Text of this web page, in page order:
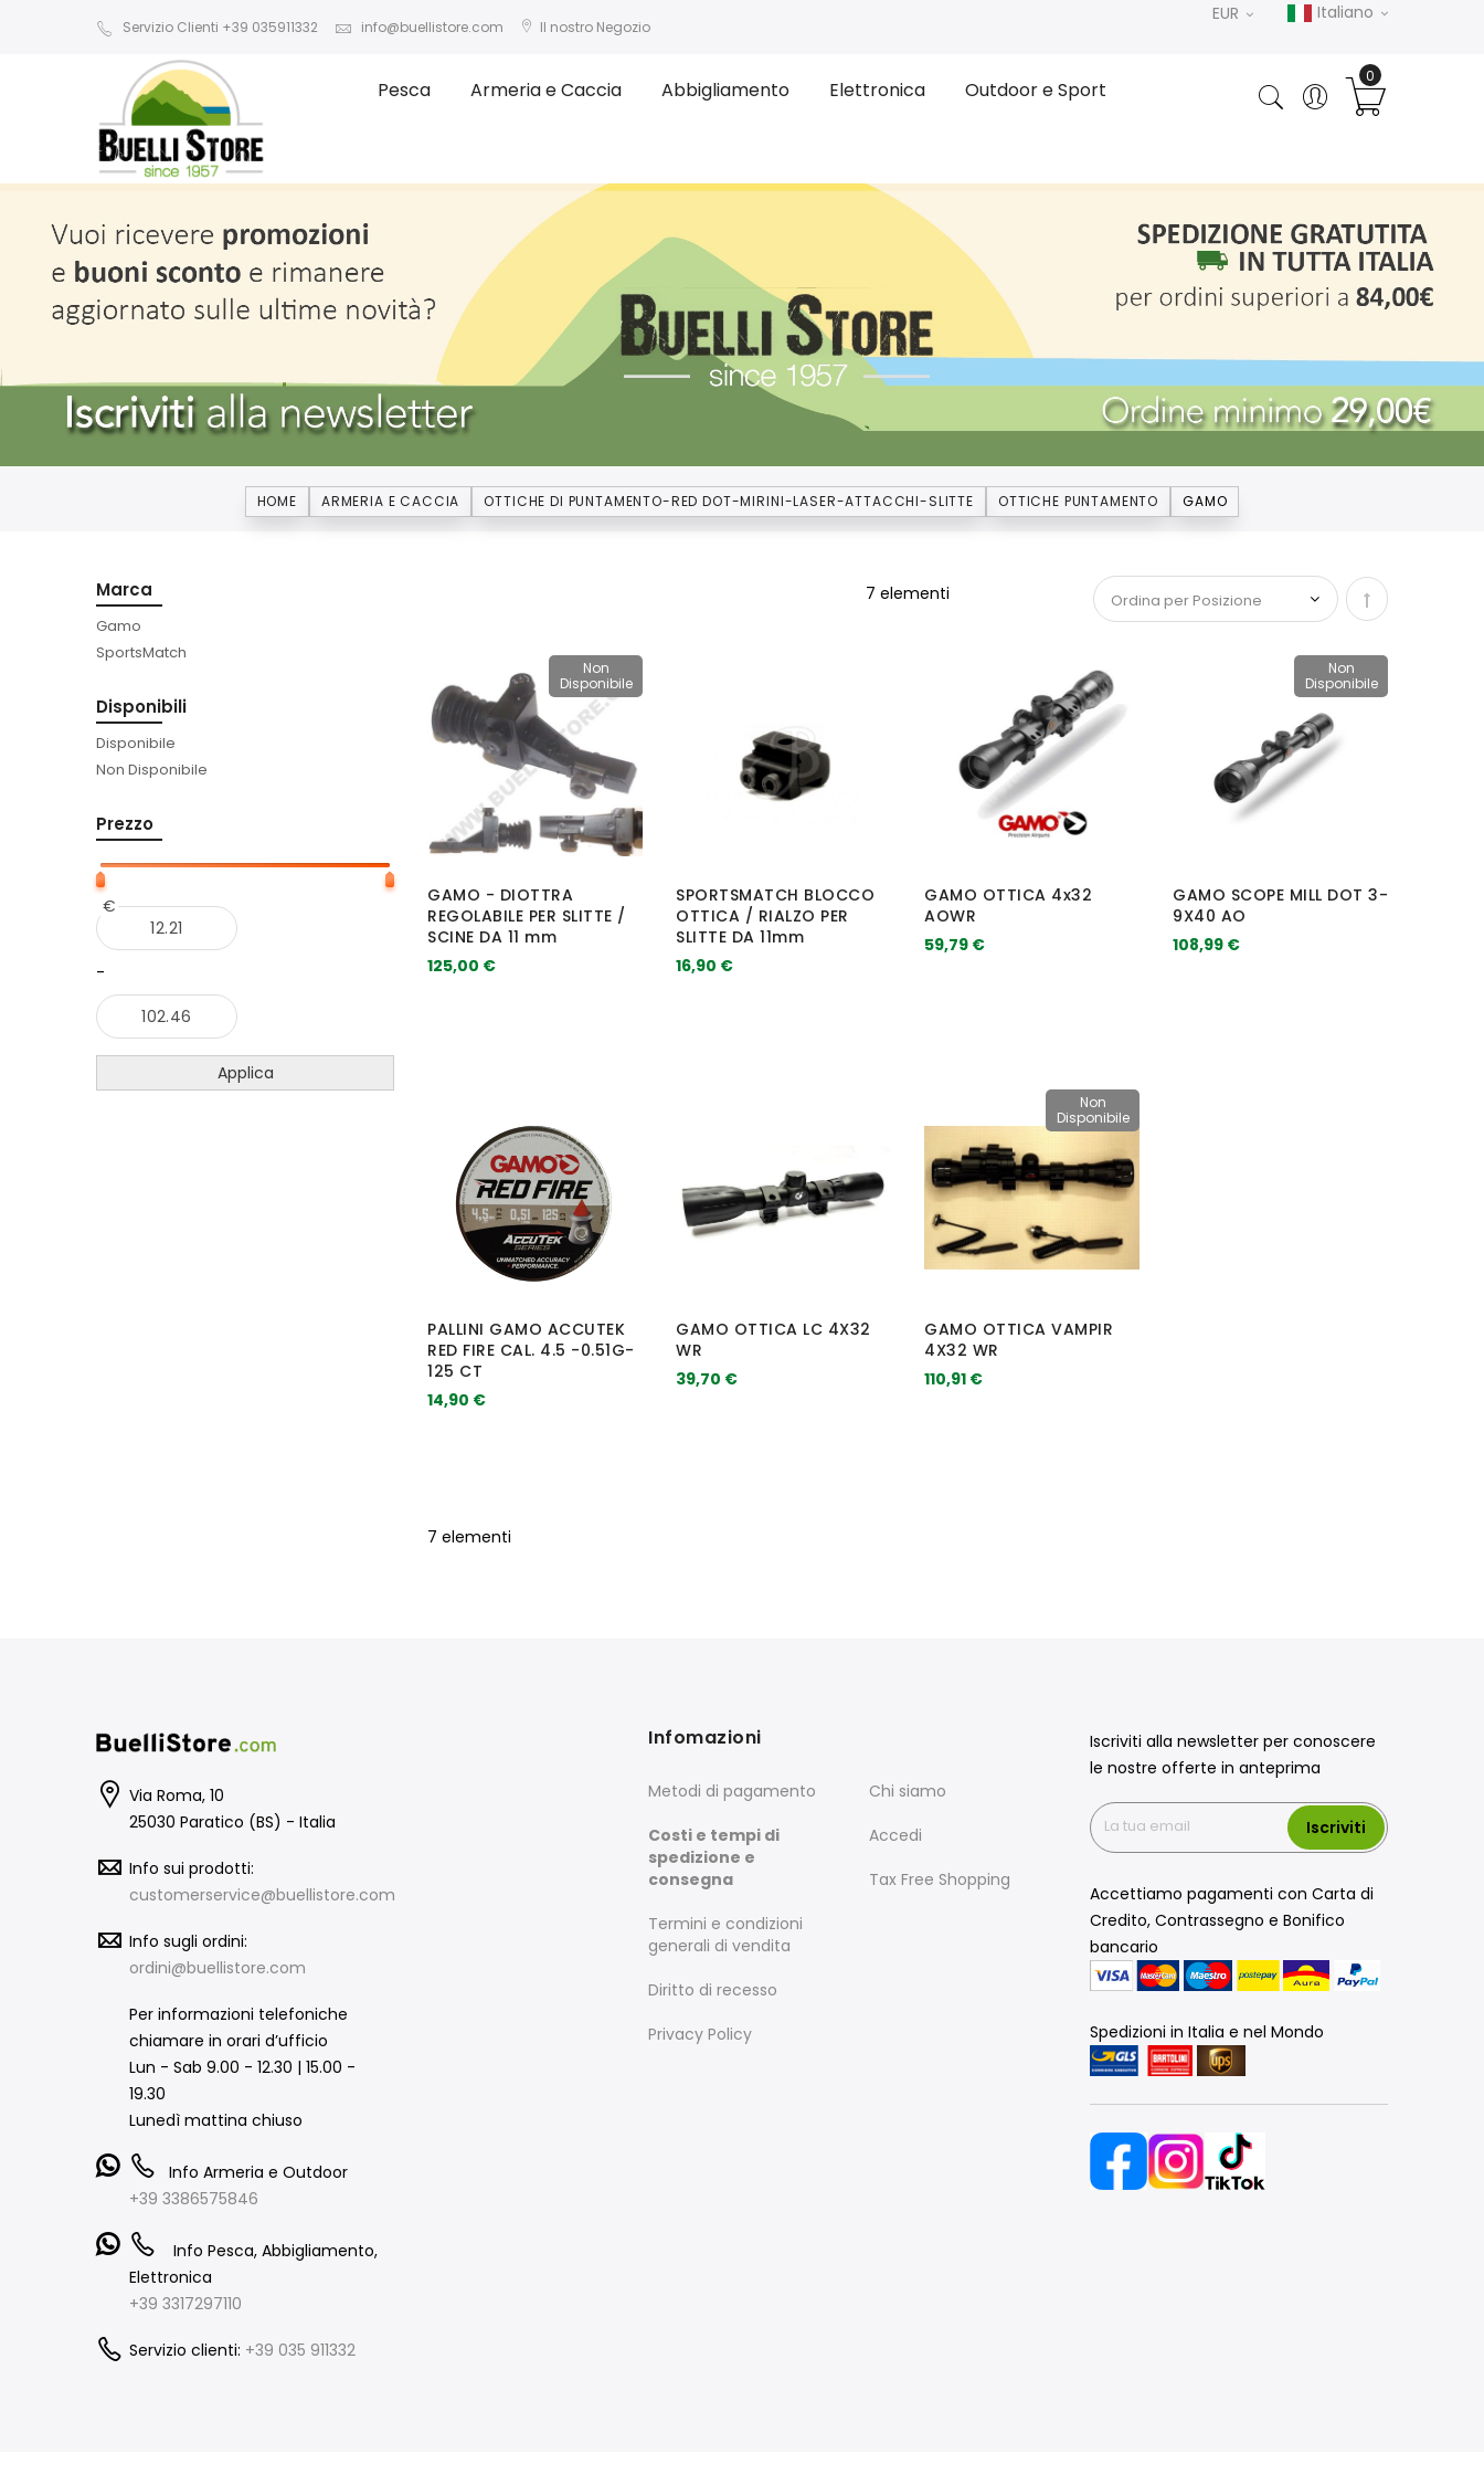
Servizio Clienti +39 035911332 info@buellistore.com Il nostro Negozio
Italiano
EUR
Pesca Armeria e Caccia Abbigliamento Elettronica Outdoor e Sport
HOME ARMERIA E CACCIA OTTICHE DI PUNTAMENTO-RED DOT-MIRINI-LASER-ATTACCHI-SLITTE OTTICHE PUNTAMENTO GAMO
7 elementi Imposta la
Non
Disponibile
GAMO - DIOTTRA
REGOLABILE PER SLITTE /
SCINE DA 11 mm
125,00 €
SPORTSMATCH BLOCCO
OTTICA / RIALZO PER
SLITTE DA 11mm
16,90 €
GAMO OTTICA 4x32
AOWR
59,79 €
Non
Disponibile
GAMO SCOPE MILL DOT 3-
9X40 AO
108,99 €
PALLINI GAMO ACCUTEK
RED FIRE CAL. 4.5 -0.51G-
125 CT
14,90 €
GAMO OTTICA LC 4X32
WR
39,70 €
Non
Disponibile
GAMO OTTICA VAMPIR
4X32 WR
110,91 €
7 elementi
Marca
Gamo
SportsMatch
Disponibili
Disponibile
Non Disponibile
Prezzo
€
-
Applica
Via Roma, 10
25030 Paratico (BS) - Italia
Info sui prodotti:
customerservice@buellistore.com
Info sugli ordini:
ordini@buellistore.com
Per informazioni telefoniche
chiamare in orari d’ufficio
Lun - Sab 9.00 - 12.30 | 15.00 -
19.30
Lunedì mattina chiuso
Info Armeria e Outdoor
+39 3386575846
Info Pesca, Abbigliamento,
Elettronica
+39 3317297110
Servizio clienti: +39 035 911332
Infomazioni
Metodi di pagamento
Costi e tempi di
spedizione e
consegna
Termini e condizioni
generali di vendita
Diritto di recesso
Privacy Policy
Chi siamo
Accedi
Tax Free Shopping
Iscriviti alla newsletter per conoscere
le nostre offerte in anteprima
Iscriviti
Accettiamo pagamenti con Carta di
Credito, Contrassegno e Bonifico
bancario
Spedizioni in Italia e nel Mondo